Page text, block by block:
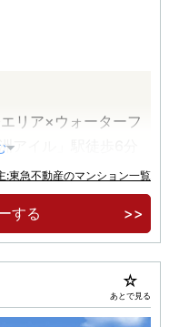
リア×ウォーターフ
アイル」駅徒歩6分
:東急不動産のマンション一覧
する
あとで見る